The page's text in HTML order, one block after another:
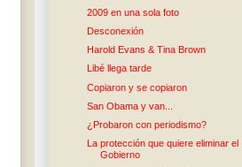
2009 en una sola foto
Desconexión
Harold Evans & Tina Brown
Libé llega tarde
Copiaron y se copiaron
San Obama y van...
¿Probaron con periodismo?
La protección que quiere eliminar el
Gobierno